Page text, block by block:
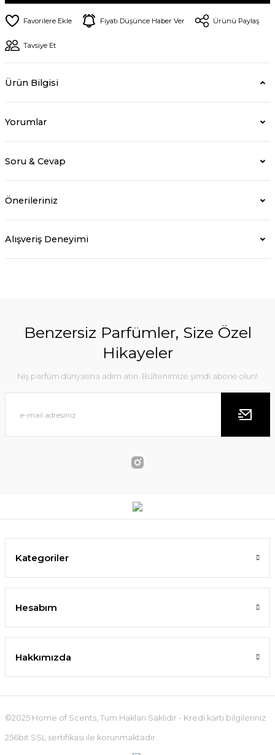
Fiyatı Düşünce Haber Ver Ürünü Paylaş
Tavsiye Et
Ürün Bilgisi
Yorumlar
Soru & Cevap
Önerileriniz
Alışveriş Deneyimi
Benzersiz Parfümler, Size Özel
Hikayeler
Niş parfüm dünyasına adım atın. Bültenimize şimdi abone olun!
Kategoriler
Hesabım
Hakkımızda
©2025 Home of Scents, Tüm Hakları Saklıdır - Kredi kartı bilgileriniz
256bit SSL sertifikası ile korunmaktadır.